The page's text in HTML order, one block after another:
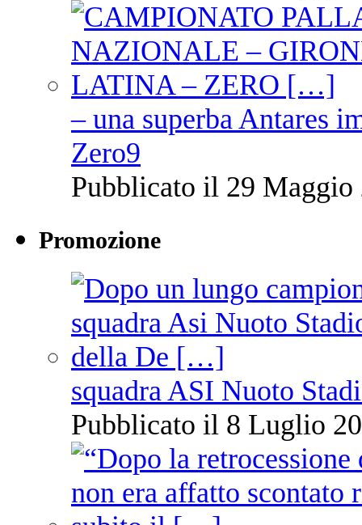
– una superba Antares
Zero9
Pubblicato il 29 Maggio
Promozione
squadra ASI Nuoto
Pubblicato il 8 Luglio